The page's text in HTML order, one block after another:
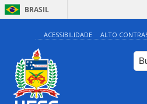
BRASIL
ACESSIBILIDADE ALTO